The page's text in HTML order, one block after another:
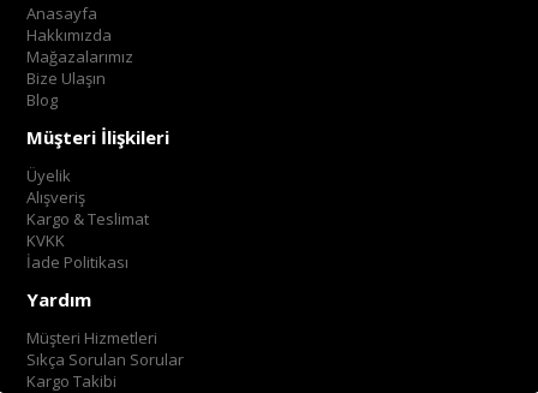
Anasayfa
Hakkımızda
Mağazalarımız
Bize Ulaşın
Blog
Müşteri İlişkileri
Üyelik
Alışveriş
Kargo & Teslimat
KVKK
İade Politikası
Yardım
Müşteri Hizmetleri
Sıkça Sorulan Sorular
Kargo Takibi